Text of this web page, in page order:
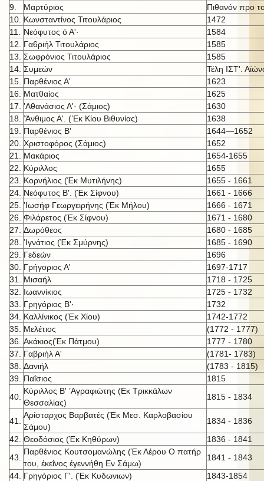
9.
Μαρτύριος
Πιθανόν προ
10. Κωνσταντίνος Τιτουλάριος
1472
11.
Νεόφυτος ό Α'·
1584
12.
Γα6ριήλ Τιτουλάριος
1585
13. Σωφρόνιος Τιτουλάριος
1585
14. Συμεών
Τέλη ΙΣΤ'.
15. Παρθένιος Α'
1623
16.
Ματθαίος
1625
17.
’Αθανάσιος Α'· (Σάμιος)
1630
18.
’Άνθιμος Α'. (’Εκ Κίου Βιθυνίας)
1638
19. Παρθένιος Β'
1644—1652
20. Χριστοφόρος (Σάμιος)
1652
21.
Μακάριος
1654-1655
22.
Κύριλλος
1655
23.
Κορνήλιος (Έκ Μυτιλήνης)
1655 - 1661
24. Νεόφυτος Β'. (Έκ Σίφνου)
1661 - 1666
25. ’Ιωσήφ Γεωργειρήνης (Έκ Μήλου)
1666 - 1671
26. Φιλάρετος (Έκ Σίφνου)
1671 - 1680
27. Δωρόθεος
1680 - 1685
28.
’Ιγνάτιος (Έκ Σμύρνης)
1685 - 1690
29. Γεδεών
1696
30. Γρήγοριος Α'
1697-1717
31.
Μισαήλ
1718 - 1725
32.
Ιωαννίκιος
1725 - 1732
33.
Γρηγόριος Β'·
1732
34. Καλλίνικος (Έκ Χίου)
1742-1772
35. Μελέτιος
(1772 - 1777)
36. Ακάκιος(Έκ Πάτμου)
1777 - 1780
37.
Γαβριήλ Α'
(1781- 1783)
38. Δανιήλ
(1783 - 1815)
39. Παΐσιος
1815
40.
Κύριλλος Β' ’Αγραφιώτης (Εκ Τρικκάλων
Θεσσαλίας)
1815 - 1834
41.
Αρίσταρχος Βαρβατές (Έκ Μεσ. Καρλοβασίου
Σάμου)
1834 - 1836
42. Θεοδόσιος (Έκ Κηθύρων)
1836 - 1841
43.
Παρθένιος Κουτσομανώλης (Έκ Λέρου Ο πατήρ
του, έκεΐνος έγεννήθη Εν Σάμω)
1841 - 1843
44. Γρηγόριος Γ'. (Έκ Κυδωνιων)
1843-1854